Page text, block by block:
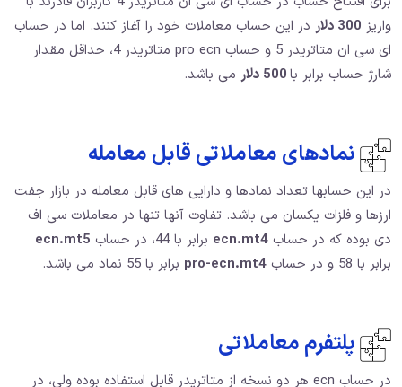
واریز 300 دلار
در این حساب معاملات خود را آغاز کنند. اما در حساب
ای سی ان متاتریدر 5 و حساب pro ecn متاتریدر 4، حداقل مقدار
شارژ حساب برابر با
می باشد.
نمادهای معاملاتی قابل معامله
در این حسابها تعداد نمادها و دارایی های قابل معامله در بازار جفت
ارزها و فلزات یکسان می باشد. تفاوت آنها تنها در معاملات سی اف
دی بوده که در حساب ecn.mt4 برابر با 44، در حساب
ecn.mt5
برابر با 58 و در حساب
pro-ecn.mt4 برابر با 55 نماد می باشد.
پلتفرم معاملاتی
در حساب ecn هر دو نسخه از متاتریدر قابل استفاده بوده ولی، در